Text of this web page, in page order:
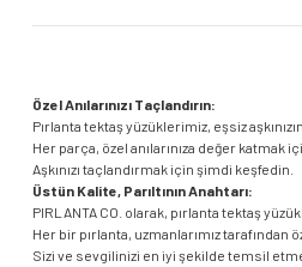
Özel Anılarınızı Taçlandırın:
Pırlanta tektaş yüzüklerimiz, eşsiz
Her parça, özel anılarınıza değer katmak
Aşkınızı taçlandırmak için şimdi keşfedin.
Üstün Kalite, Parıltının Anahtarı:
PIRLANTA CO. olarak, pırlanta tektaş
Her bir pırlanta, uzmanlarımız
Sizi ve sevgilinizi en iyi şekilde temsil